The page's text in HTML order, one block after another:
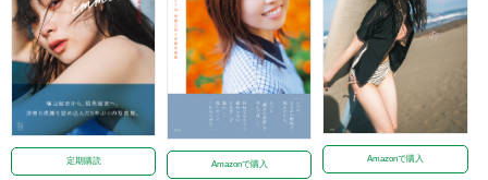
定期購読 Amazonで購入
Amazonで購入